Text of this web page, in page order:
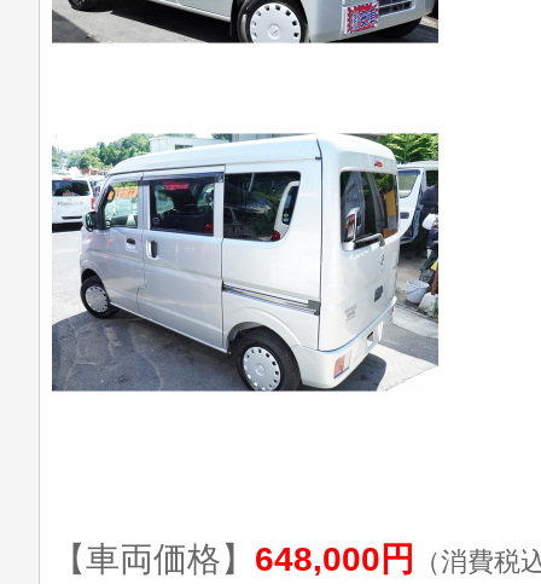
【車両価格】 648,000円 （消費税